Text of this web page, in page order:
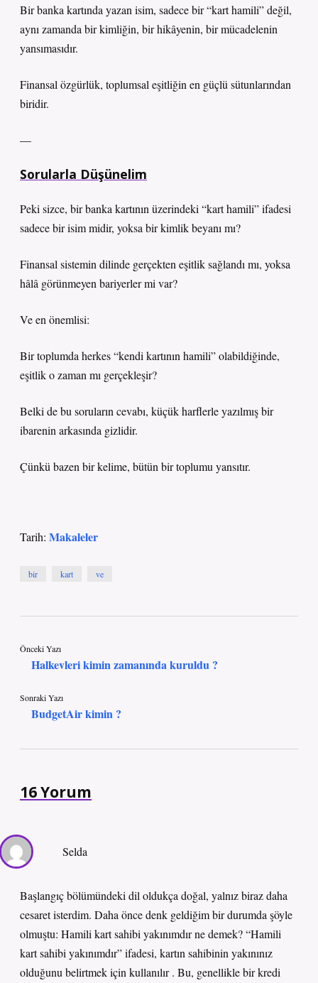
Bir banka kartında yazan isim, sadece bir “kart hamili” değil,
aynı zamanda bir kimliğin, bir hikâyenin, bir mücadelenin
yansımasıdır.
Finansal özgürlük, toplumsal eşitliğin en güçlü sütunlarından
biridir.
—
Sorularla Düşünelim
Peki sizce, bir banka kartının üzerindeki “kart hamili” ifadesi
sadece bir isim midir, yoksa bir kimlik beyanı mı?
Finansal sistemin dilinde gerçekten eşitlik sağlandı mı, yoksa
hâlâ görünmeyen bariyerler mi var?
Ve en önemlisi:
Bir toplumda herkes “kendi kartının hamili” olabildiğinde,
eşitlik o zaman mı gerçekleşir?
Belki de bu soruların cevabı, küçük harflerle yazılmış bir
ibarenin arkasında gizlidir.
Çünkü bazen bir kelime, bütün bir toplumu yansıtır.
Tarih: Makaleler
bir kart ve
Önceki Yazı
Halkevleri kimin zamanında kuruldu ?
Sonraki Yazı
BudgetAir kimin ?
16 Yorum
Selda
Başlangıç bölümündeki dil oldukça doğal, yalnız biraz daha
cesaret isterdim. Daha önce denk geldiğim bir durumda şöyle
olmuştu: Hamili kart sahibi yakınımdır ne demek? “Hamili
kart sahibi yakınımdır” ifadesi, kartın sahibinin yakınınız
olduğunu belirtmek için kullanılır . Bu, genellikle bir kredi